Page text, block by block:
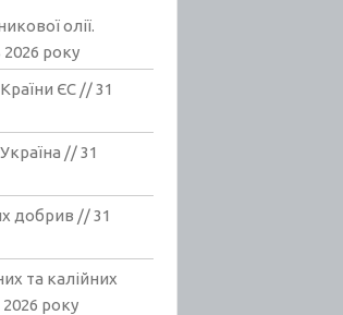
олії.
року
ЄС // 31
// 31
добрив // 31
та калійних
року